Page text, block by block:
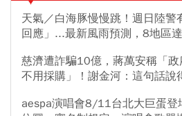
天氣／白海豚慢慢跳！週日陸警
回應」...最新風雨預測，8地區
慈濟遭詐騙10億，蔣萬安稱「
不用採購」！謝金河：這句話說
aespa演唱會8/11台北大巨蛋登